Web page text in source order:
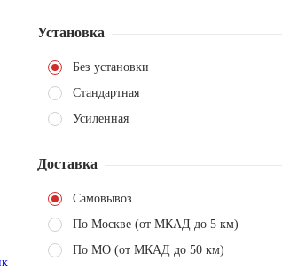
Установка
Без установки
Стандартная
Усиленная
Доставка
Самовывоз
По Москве (от МКАД до 5 км)
По МО (от МКАД до 50 км)